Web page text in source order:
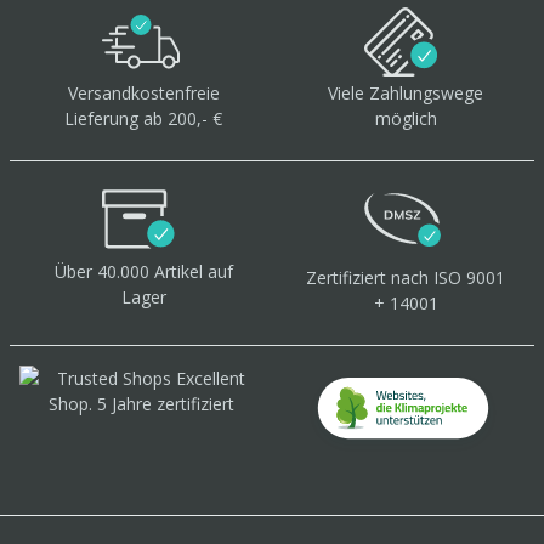
Versandkostenfreie
Lieferung ab 200,- €
Viele Zahlungswege
möglich
Über 40.000 Artikel auf
Lager
Zertifiziert nach ISO 9001
+ 14001